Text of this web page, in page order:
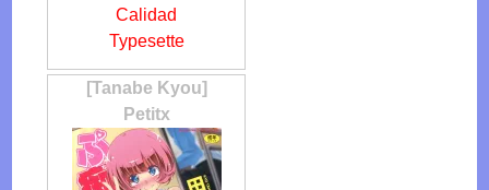
Calidad
Typesette
[Tanabe Kyou]
Petitx